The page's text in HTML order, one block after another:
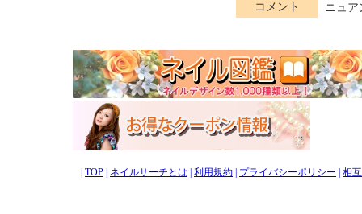
コメント
ニュア
TOP ネイルサーチとは 利用規約 プライバシーポリシー 相